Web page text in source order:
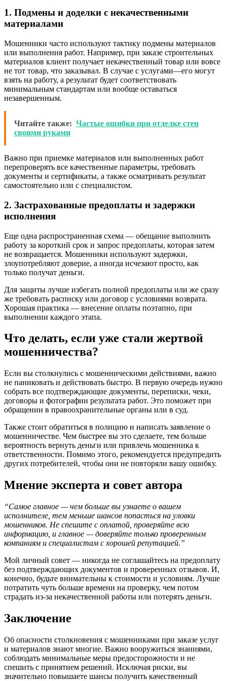
1. Подмены и доделки с некачественными
материалами
Мошенники часто используют тактику подмены материалов
или выполнения работ. Например, при заказе строительных
материалов клиент получает некачественный товар или вовсе
не тот товар, что заказывал. В случае с услугами—его могут
взять на работу, а результат будет соответствовать
минимальным стандартам или вообще оставаться
незавершенным.
Читайте также: Частые ошибки при отделке стен
своими руками
Важно при приемке материалов или выполненных работ
перепроверять все качественные параметры, требовать
документы и сертификаты, а также осматривать результат
самостоятельно или с специалистом.
2. Застрахованные предоплаты и задержки
исполнения
Еще одна распространенная схема — обещание выполнить
работу за короткий срок и запрос предоплаты, которая затем
не возвращается. Мошенники используют задержки,
злоупотребляют доверие, а иногда исчезают просто, как
только получат деньги.
Для защиты лучше избегать полной предоплаты или же сразу
же требовать расписку или договор с условиями возврата.
Хорошая практика — внесение оплаты поэтапно, при
выполнении каждого этапа.
Что делать, если уже стали жертвой
мошенничества?
Если вы столкнулись с мошенническими действиями, важно
не паниковать и действовать быстро. В первую очередь нужно
собрать все подтверждающие документы, переписки, чеки,
договоры и фотографии результата работ. Это поможет при
обращении в правоохранительные органы или в суд.
Также стоит обратиться в полицию и написать заявление о
мошенничестве. Чем быстрее вы это сделаете, тем больше
вероятность вернуть деньги или привлечь мошенника к
ответственности. Помимо этого, рекомендуется предупредить
других потребителей, чтобы они не повторяли вашу ошибку.
Мнение эксперта и совет автора
“Самое главное — чем больше вы узнаете о вашем
исполнителе, тем меньше шансов попасться на уловки
мошенников. Не спешите с оплатой, проверяйте всю
информацию, и главное — доверяйте только проверенным
компаниям и специалистам с хорошей репутацией.”
Мой личный совет — никогда не соглашайтесь на предоплату
без подтверждающих документов и проверенных отзывов. И,
конечно, будьте внимательны к стоимости и условиям. Лучше
потратить чуть больше времени на проверку, чем потом
страдать из-за некачественной работы или потерять деньги.
Заключение
Об опасности столкновения с мошенниками при заказе услуг
и материалов знают многие. Важно вооружиться знаниями,
соблюдать минимальные меры предосторожности и не
спешить с принятием решений. Исключая риски, вы
значительно повышаете шансы получить качественный